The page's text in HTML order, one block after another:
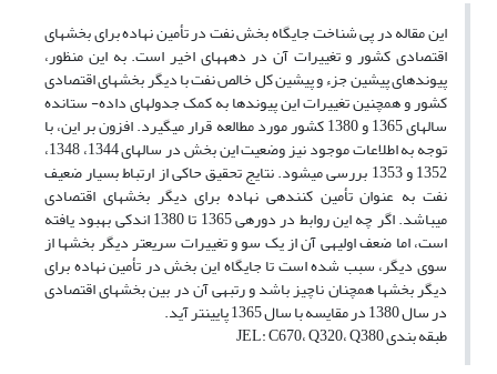
این مقاله در پی شناخت جایگاه بخش نفت در تأمین نهاده برای بخش‏های
اقتصادی کشور و تغییرات آن در دهه‏‏های اخیر است. به این منظور،
پیوندهای پیشین جزء و پیشین کل خالص نفت با دیگر بخش‏های اقتصادی
کشور و هم‎چنین تغییرات این پیوندها به کمک جدول‎های داده- ستانده
سال‏های 1365 و 1380 کشور مورد مطالعه قرار می‏‏گیرد. افزون ‏بر این، با
توجه به اطلاعات موجود نیز وضعیت این بخش در سال‏های 1344، 1348،
1352 و 1353 بررسی می‏شود. نتایج تحقیق حاکی از ارتباط بسیار ضعیف
نفت به عنوان تأمین کننده‎ی نهاده برای دیگر بخش‏های اقتصادی
می‏باشد. اگر چه این روابط در دوره‎ی 1365 تا 1380 اندکی بهبود یافته
است، اما ضعف اولیه‎ی آن از یک سو و تغییرات سریع‏تر دیگر بخش‏ها از
سوی دیگر، سبب شده است تا جایگاه این بخش در تأمین نهاده برای
دیگر بخش‏ها هم‎چنان ناچیز باشد و رتبه‎ی آن در بین بخش‏های اقتصادی
در سال 1380 در مقایسه با سال 1365 پایین‏تر آید.
طبقه بندی JEL: C670، Q320، Q380